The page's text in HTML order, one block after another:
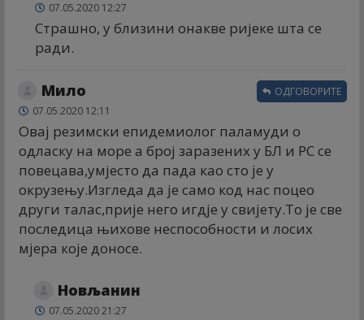
07.05.2020 12:27
Страшно, у близини онакве ријеке шта се
ради.
Мило
07.05.2020 12:11
Овај резимски епидемиолог паламуди о
одласку на море а број заразених у БЛ и РС се
повецава,умјесто да пада као сто је у
окрузењу.Изгледа да је само код нас поцео
други талас,прије него игдје у свијету.То је све
последица њихове неспособности и лосих
мјера које доносе.
ОДГОВОРИТЕ
Новљанин
07.05.2020 21:27